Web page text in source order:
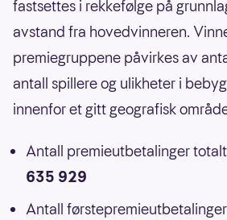
fastsettes i rekkefølge på
avstand fra hovedvinneren.
premiegruppene påvirkes av
antall spillere og ulikheter i
innenfor et gitt geografisk
Antall premieutbetalinger
635 929
Antall